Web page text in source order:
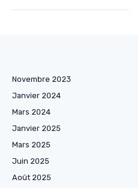
Novembre 2023
Janvier 2024
Mars 2024
Janvier 2025
Mars 2025
Juin 2025
Août 2025